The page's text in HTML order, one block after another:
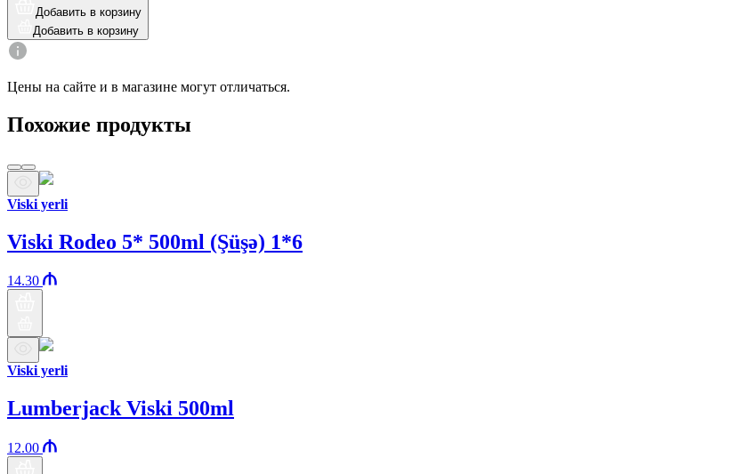
Добавить в корзину
Добавить в корзину
Цены на сайте и в магазине могут отличаться.
Похожие продукты
Viski yerli
Viski Rodeo 5* 500ml (Şüşə) 1*6
14.30
Viski yerli
Lumberjack Viski 500ml
12.00